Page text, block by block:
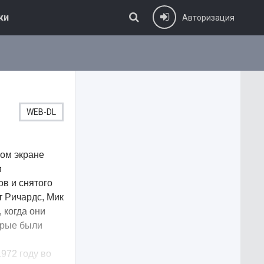
Авторизация
WEB-DL
экране
и снятого
Ричардс, Мик
они
были
году во